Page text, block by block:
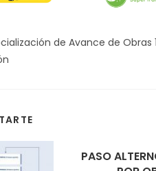
de Avance de
PASO